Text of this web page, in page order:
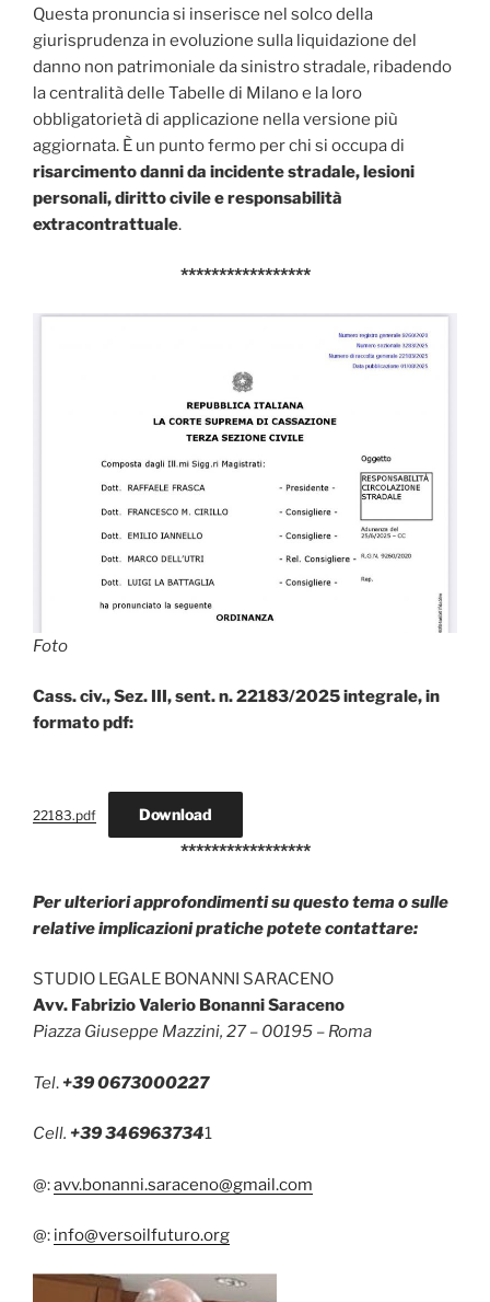
Questa pronuncia si inserisce nel solco della
giurisprudenza in evoluzione sulla liquidazione del
danno non patrimoniale da sinistro stradale, ribadendo
la centralità delle Tabelle di Milano e la loro
obbligatorietà di applicazione nella versione più
aggiornata. È un punto fermo per chi si occupa di
risarcimento danni da incidente stradale, lesioni
personali, diritto civile e responsabilità
extracontrattuale.
*****************
Foto
Cass. civ., Sez. III, sent. n. 22183/2025integrale, in
formato pdf:
22183.pdf Download
*****************
Per ulteriori approfondimenti su questo tema o sulle
relative implicazioni pratiche potete contattare:
STUDIO LEGALE BONANNI SARACENO
Avv. Fabrizio Valerio Bonanni Saraceno
Piazza Giuseppe Mazzini, 27 – 00195 – Roma
Tel.+39 0673000227
Cell. +39 3469637341
@:avv.bonanni.saraceno@gmail.com
@: info@versoilfuturo.org